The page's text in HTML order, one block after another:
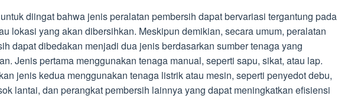
diingat bahwa jenis peralatan pembersih dapat bervariasi tergantung pada
lokasi yang akan dibersihkan. Meskipun demikian, secara umum, peralatan
dapat dibedakan menjadi dua jenis berdasarkan sumber tenaga yang
Jenis pertama menggunakan tenaga manual, seperti sapu, sikat, atau lap.
jenis kedua menggunakan tenaga listrik atau mesin, seperti penyedot debu,
lantai, dan perangkat pembersih lainnya yang dapat meningkatkan efisiensi